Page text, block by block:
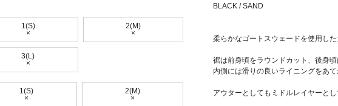
1(S)
×
2(M)
×
3(L)
×
1(S)
×
2(M)
×
BLACK / SAND
柔らかなゴートスウェードを使用した
裾は前身頃をラウンドカット、後身頃
内側には滑りの良いライニングをあ
アウターとしてもミドルレイヤーとし